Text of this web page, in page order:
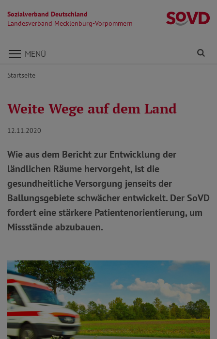
Sozialverband Deutschland
Landesverband Mecklenburg-Vorpommern
Direkt zu den Inhalten springen
MENÜ
Startseite
Weite Wege auf dem Land
12.11.2020
Wie aus dem Bericht zur Entwicklung der
ländlichen Räume hervorgeht, ist die
gesundheitliche Versorgung jenseits der
Ballungsgebiete schwächer entwickelt. Der SoVD
fordert eine stärkere Patientenorientierung, um
Missstände abzubauen.